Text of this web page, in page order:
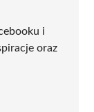
i
oraz